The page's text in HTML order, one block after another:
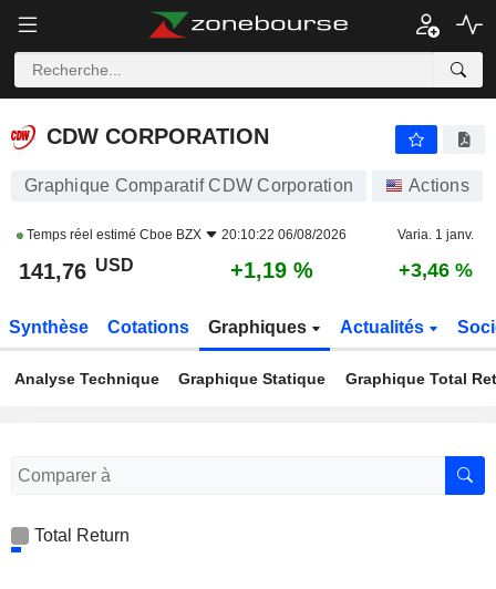
CDW CORPORATION
CDW CORPORATION
Graphique Comparatif CDW Corporation Actions
Temps réel estimé Cboe BZX 20:10:22 06/08/2026 Varia. 1 janv.
141,76 USD +1,19 % +3,46 %
Synthèse Cotations Graphiques Actualités
Analyse Technique Graphique Statique Graphique Total
Total Return